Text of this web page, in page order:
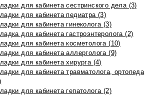
для кабинета сестринского дела (3)
для кабинета педиатра (3)
для кабинета гинеколога (3)
для кабинета гастроэнтеролога (2)
для кабинета косметолога (10)
для кабинета аллерголога (9)
для кабинета хирурга (4)
для кабинета травматолога, ортопеда
для кабинета гепатолога (2)